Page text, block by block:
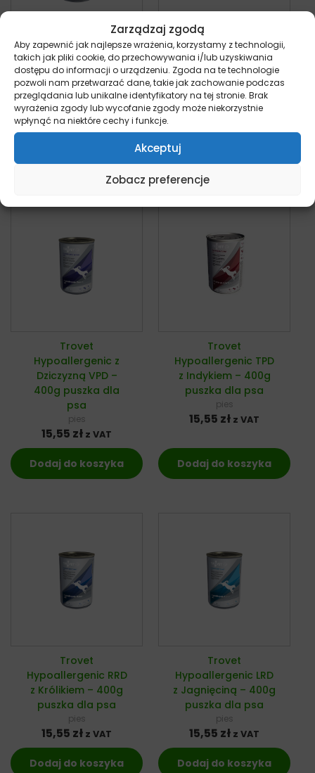
Zarządzaj zgodą
Aby zapewnić jak najlepsze wrażenia, korzystamy z technologii,
takich jak pliki cookie, do przechowywania i/lub uzyskiwania
dostępu do informacji o urządzeniu. Zgoda na te technologie
pozwoli nam przetwarzać dane, takie jak zachowanie podczas
przeglądania lub unikalne identyfikatory na tej stronie. Brak
wyrażenia zgody lub wycofanie zgody może niekorzystnie
wpłynąć na niektóre cechy i funkcje.
Akceptuj
Zobacz preferencje
Trovet
Hypoallergenic
Insect IPD – 400g
puszka dla psa
pies
15,25złz VAT
Trovet Intestinal
DPD – 400g puszka
dla psa
pies
15,55złz VAT
Dodaj do koszyka
Trovet
Hypoallergenic z
Dziczyzną VPD –
400g puszka dla
psa
pies
15,55 zł z VAT
Dodaj do koszyka
Trovet
Hypoallergenic TPD
z Indykiem – 400g
puszka dla psa
pies
15,55 zł z VAT
Dodaj do koszyka
Trovet
Hypoallergenic RRD
z Królikiem – 400g
puszka dla psa
pies
15,55 zł z VAT
Dodaj do koszyka
Trovet
Hypoallergenic LRD
z Jagnięciną – 400g
puszka dla psa
pies
15,55 zł z VAT
Dodaj do koszyka